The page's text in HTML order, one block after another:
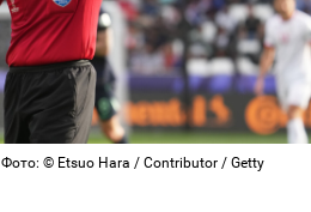
© Etsuo Hara / Contributor / Getty